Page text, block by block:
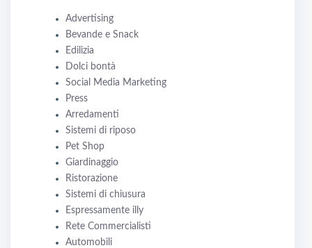
Advertising
Bevande e Snack
Edilizia
Dolci bontà
Social Media Marketing
Press
Arredamenti
Sistemi di riposo
Pet Shop
Giardinaggio
Ristorazione
Sistemi di chiusura
Espressamente illy
Rete Commercialisti
Automobili